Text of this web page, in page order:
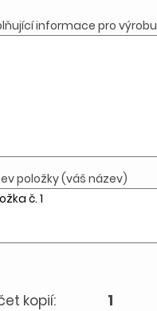
položky (váš název)
kopií: 1
informace pro výrobu